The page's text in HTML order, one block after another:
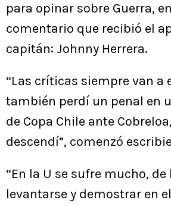
para opinar sobre Guerra,
comentario que recibió el
capitán: Johnny Herrera.
“Las críticas siempre van a
también perdí un penal en
de Copa Chile ante
descendí”, comenzó
“En la U se sufre mucho,
levantarse y demostrar en